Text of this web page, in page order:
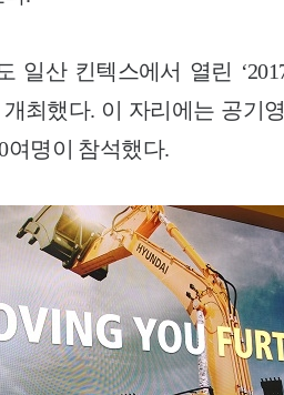
일산 킨텍스에서 열린
최했다. 이 자리에는 공기
여명이 참석했다.